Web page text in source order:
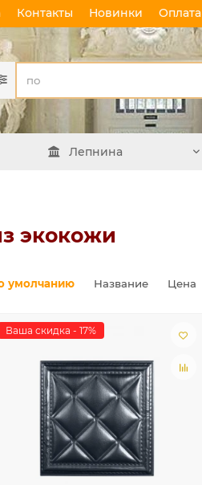
Контакты Новинки Оплата
Лепнина
экокожи
умолчанию Название Цена
Ваша скидка - 17%